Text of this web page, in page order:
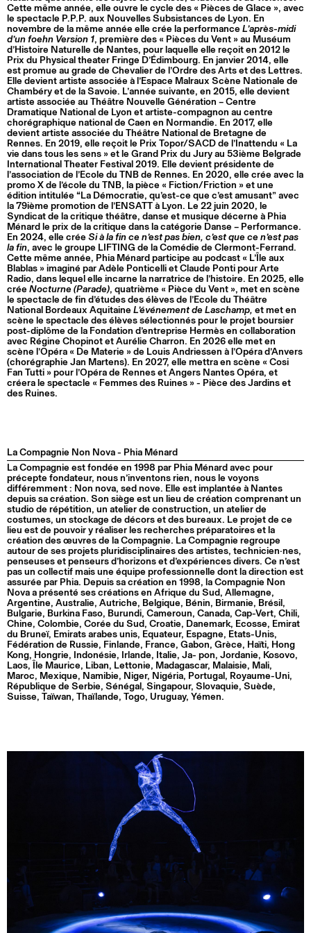
Cette même année, elle ouvre le cycle des « Pièces de Glace », avec
le spectacle P.P.P. aux Nouvelles Subsistances de Lyon. En
novembre de la même année elle crée la performance L’après-midi
d’un foehn Version 1, première des « Pièces du Vent » au Muséum
d’Histoire Naturelle de Nantes, pour laquelle elle reçoit en 2012 le
Prix du Physical theater Fringe D’Édimbourg. En janvier 2014, elle
est promue au grade de Chevalier de l’Ordre des Arts et des Lettres.
Elle devient artiste associée à l’Espace Malraux Scène Nationale de
Chambéry et de la Savoie. L’année suivante, en 2015, elle devient
artiste associée au Théâtre Nouvelle Génération – Centre
Dramatique National de Lyon et artiste-compagnon au centre
chorégraphique national de Caen en Normandie. En 2017, elle
devient artiste associée du Théâtre National de Bretagne de
Rennes. En 2019, elle reçoit le Prix Topor/SACD de l’Inattendu « La
vie dans tous les sens » et le Grand Prix du Jury au 53ième Belgrade
International Theater Festival 2019. Elle devient présidente de
l’association de l’Ecole du TNB de Rennes. En 2020, elle crée avec la
promo X de l’école du TNB, la pièce « Fiction/Friction » et une
édition intitulée “La Démocratie, qu’est-ce que c’est amusant” avec
la 79ième promotion de l’ENSATT à Lyon. Le 22 juin 2020, le
Syndicat de la critique théâtre, danse et musique décerne à Phia
Ménard le prix de la critique dans la catégorie Danse – Performance.
En 2024, elle crée Si à la fin ce n’est pas bien, c’est que ce n’est pas
la fin, avec le groupe LIFTING de la Comédie de Clermont-Ferrand.
Cette même année, Phia Ménard participe au podcast « L’Île aux
Blablas » imaginé par Adèle Ponticelli et Claude Ponti pour Arte
Radio, dans lequel elle incarne la narratrice de l’histoire. En 2025, elle
crée Nocturne (Parade), quatrième « Pièce du Vent », met en scène
le spectacle de fin d’études des élèves de l’Ecole du Théâtre
National Bordeaux Aquitaine L’événement de Laschamp, et met en
scène le spectacle des élèves sélectionnés pour le projet boursier
post-diplôme de la Fondation d’entreprise Hermès en collaboration
avec Régine Chopinot et Aurélie Charron. En 2026 elle met en
scène l’Opéra « De Materie » de Louis Andriessen à l’Opéra d’Anvers
(chorégraphie Jan Martens). En 2027, elle mettra en scène « Cosi
Fan Tutti » pour l’Opéra de Rennes et Angers Nantes Opéra, et
créera le spectacle « Femmes des Ruines » - Pièce des Jardins et
des Ruines.
La Compagnie Non Nova - Phia Ménard
La Compagnie est fondée en 1998 par Phia Ménard avec pour
précepte fondateur, nous n’inventons rien, nous le voyons
différemment : Non nova, sed nove. Elle est implantée à Nantes
depuis sa création. Son siège est un lieu de création comprenant un
studio de répétition, un atelier de construction, un atelier de
costumes, un stockage de décors et des bureaux. Le projet de ce
lieu est de pouvoir y réaliser les recherches préparatoires et la
création des œuvres de la Compagnie. La Compagnie regroupe
autour de ses projets pluridisciplinaires des artistes, technicien·nes,
penseuses et penseurs d’horizons et d’expériences divers. Ce n’est
pas un collectif mais une équipe professionnelle dont la direction est
assurée par Phia. Depuis sa création en 1998, la Compagnie Non
Nova a présenté ses créations en Afrique du Sud, Allemagne,
Argentine, Australie, Autriche, Belgique, Bénin, Birmanie, Brésil,
Bulgarie, Burkina Faso, Burundi, Cameroun, Canada, Cap-Vert, Chili,
Chine, Colombie, Corée du Sud, Croatie, Danemark, Ecosse, Emirat
du Bruneï, Emirats arabes unis, Equateur, Espagne, Etats-Unis,
Fédération de Russie, Finlande, France, Gabon, Grèce, Haïti, Hong
Kong, Hongrie, Indonésie, Irlande, Italie, Ja- pon, Jordanie, Kosovo,
Laos, Île Maurice, Liban, Lettonie, Madagascar, Malaisie, Mali,
Maroc, Mexique, Namibie, Niger, Nigéria, Portugal, Royaume-Uni,
République de Serbie, Sénégal, Singapour, Slovaquie, Suède,
Suisse, Taïwan, Thaïlande, Togo, Uruguay, Yémen.